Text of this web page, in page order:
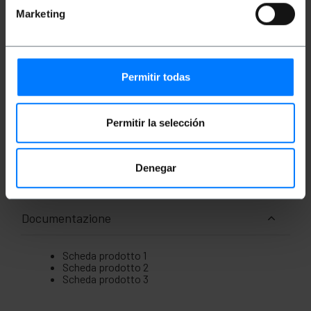
Marketing
Permitir todas
Permitir la selección
Denegar
segnalazione ON.
Possibilità di essere utilizzato insieme al
Peso lordo: 192 g
profondità x altezza): 5.8 x 4.3 x 4.5 cm
Dimensioni del pacchi: 15.0 x 8.5 x 6.7 cm
Documentazione
Scheda prodotto 1
Scheda prodotto 2
Scheda prodotto 3